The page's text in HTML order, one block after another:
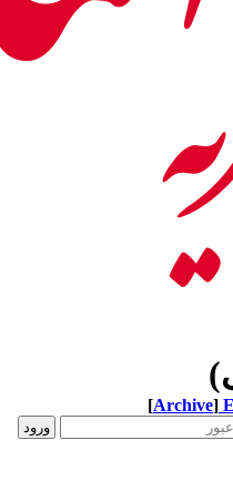
[Archive]